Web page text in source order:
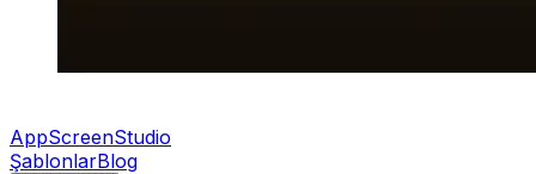
AppScreenStudio
ŞablonlarBlog